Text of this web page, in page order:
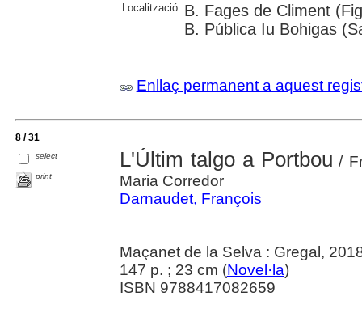
Localització: B. Fages de Climent
B. Pública Iu Bohigas
Enllaç permanent a aquest
8 / 31
select
print
L'Últim talgo a Portbou /
Maria Corredor
Darnaudet, François
Maçanet de la Selva : Gregal,
147 p. ; 23 cm (Novel·la)
ISBN 9788417082659